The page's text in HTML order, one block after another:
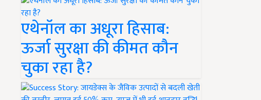
एथेनॉल का अधूरा हिसाब:
ऊर्जा सुरक्षा की कीमत कौन
चुका रहा है?